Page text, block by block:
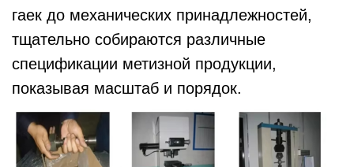
гаек до механических принадлежностей,
тщательно собираются различные
спецификации метизной продукции,
показывая масштаб и порядок.